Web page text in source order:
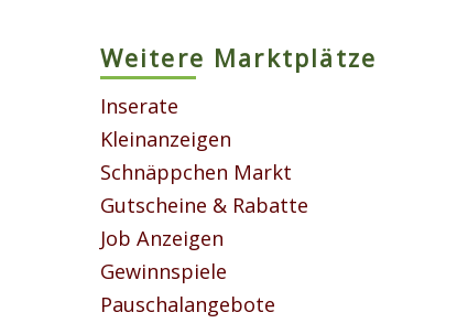
Weitere Marktplätze
Inserate
Kleinanzeigen
Schnäppchen Markt
Gutscheine & Rabatte
Job Anzeigen
Gewinnspiele
Pauschalangebote